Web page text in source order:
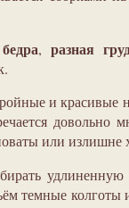
бедра,разная
и
довольно
или излишне
темные колготы